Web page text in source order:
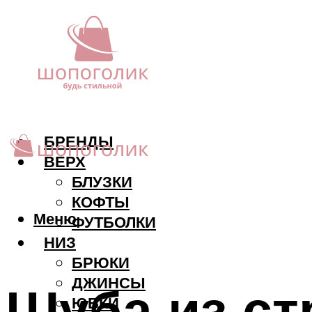
БРЕНДЫ
ВЕРХ
БЛУЗКИ
КОФТЫ
ФУТБОЛКИ
НИЗ
БРЮКИ
ДЖИНСЫ
ЮБКИ
Меню